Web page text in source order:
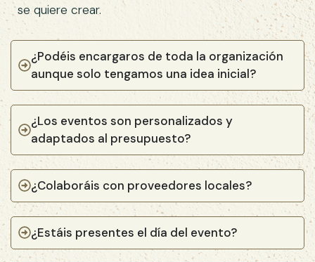
se quiere crear.
¿Podéis encargaros de toda la organización
aunque solo tengamos una idea inicial?
¿Los eventos son personalizados y
adaptados al presupuesto?
¿Colaboráis con proveedores locales?
¿Estáis presentes el día del evento?